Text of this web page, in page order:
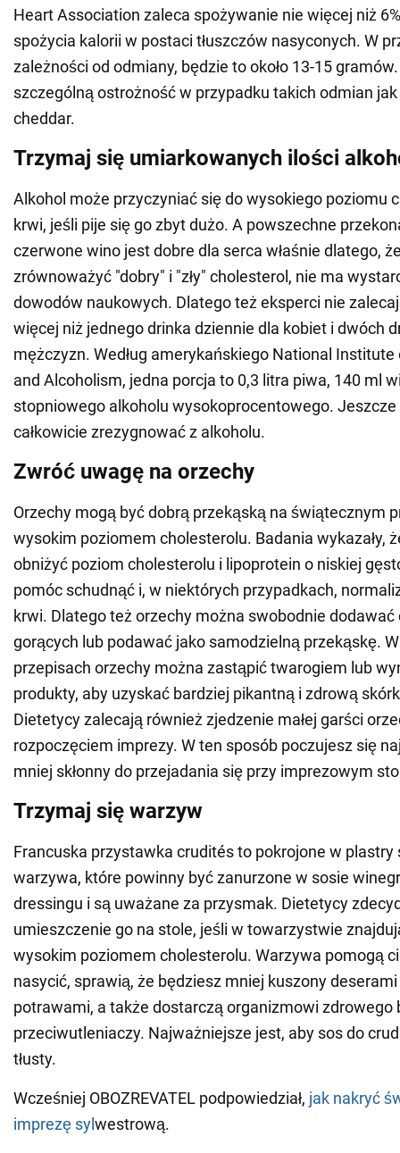
Heart Association zaleca spożywanie nie więcej niż
spożycia kalorii w postaci tłuszczów nasyconych. W
zależności od odmiany, będzie to około 13-15
szczególną ostrożność w przypadku takich odmian
cheddar.
Trzymaj się umiarkowanych ilości
Alkohol może przyczyniać się do wysokiego poziomu
krwi, jeśli pije się go zbyt dużo. A powszechne
czerwone wino jest dobre dla serca właśnie dlatego,
zrównoważyć "dobry" i "zły" cholesterol, nie ma
dowodów naukowych. Dlatego też eksperci nie
więcej niż jednego drinka dziennie dla kobiet i dwóch
mężczyzn. Według amerykańskiego National
and Alcoholism, jedna porcja to 0,3 litra piwa, 140 ml
stopniowego alkoholu wysokoprocentowego.
całkowicie zrezygnować z alkoholu.
Zwróć uwagę na orzechy
Orzechy mogą być dobrą przekąską na świątecznym
wysokim poziomem cholesterolu. Badania wykazały,
obniżyć poziom cholesterolu i lipoprotein o niskiej
pomóc schudnąć i, w niektórych przypadkach,
krwi. Dlatego też orzechy można swobodnie dodawać
gorących lub podawać jako samodzielną przekąskę.
przepisach orzechy można zastąpić twarogiem lub
produkty, aby uzyskać bardziej pikantną i zdrową
Dietetycy zalecają również zjedzenie małej garści
rozpoczęciem imprezy. W ten sposób poczujesz się
mniej skłonny do przejadania się przy imprezowym
Trzymaj się warzyw
Francuska przystawka crudités to pokrojone w
warzywa, które powinny być zanurzone w sosie
dressingu i są uważane za przysmak. Dietetycy
umieszczenie go na stole, jeśli w towarzystwie
wysokim poziomem cholesterolu. Warzywa pomogą
nasycić, sprawią, że będziesz mniej kuszony deserami
potrawami, a także dostarczą organizmowi zdrowego
przeciwutleniaczy. Najważniejsze jest, aby sos do
tłusty.
Wcześniej OBOZREVATEL podpowiedział, jak nakryć
imprezę sylwestrową.